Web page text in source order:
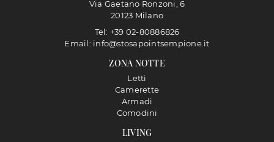
LIVING
ZONA NOTTE
Letti
Camerette
Armadi
Comodini
Via Gaetano Ronzoni, 6
20123 Milano
Tel: +39 02-80886826
Email: info@stosapointsempione.it